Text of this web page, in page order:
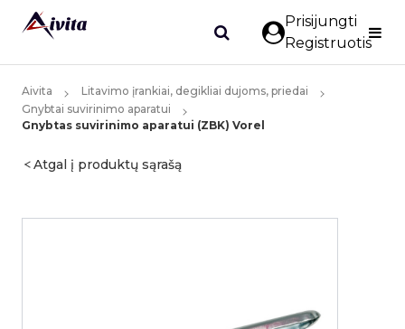
Prisijungti
Registruotis
Aivita
Litavimo įrankiai, degikliai dujoms, priedai
Gnybtai suvirinimo aparatui
Gnybtas suvirinimo aparatui (ZBK) Vorel
Atgal į produktų sąrašą